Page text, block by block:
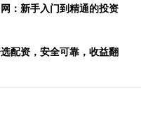
：新手入门到精通的投资
配资，安全可靠，收益翻